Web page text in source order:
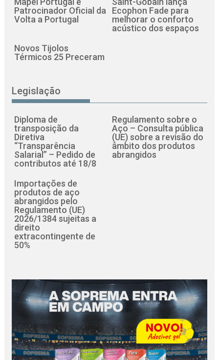
Patrocinador Oficial da
Volta a Portugal
Ecophon Fade para
melhorar o conforto
acústico dos espaços
Novos Tijolos
Térmicos 25 Preceram
Legislação
Diploma de
transposição da
Diretiva
“Transparência
Salarial” – Pedido de
contributos até 18/8
Regulamento sobre o
Aço – Consulta pública
(UE) sobre a revisão do
âmbito dos produtos
abrangidos
Importações de
produtos de aço
abrangidos pelo
Regulamento (UE)
2026/1384 sujeitas a
direito
extracontingente de
50%